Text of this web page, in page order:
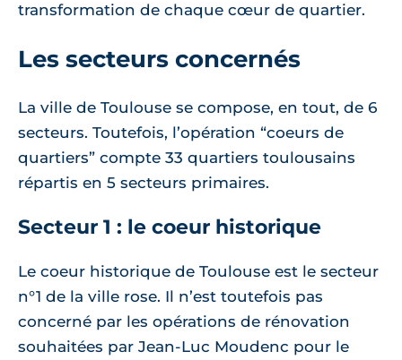
transformation de chaque cœur de quartier.
Les secteurs concernés
La ville de Toulouse se compose, en tout, de 6
secteurs. Toutefois, l’opération “coeurs de
quartiers” compte 33 quartiers toulousains
répartis en 5 secteurs primaires.
Secteur 1 : le coeur historique
Le coeur historique de Toulouse est le secteur
n°1 de la ville rose. Il n’est toutefois pas
concerné par les opérations de rénovation
souhaitées par Jean-Luc Moudenc pour le